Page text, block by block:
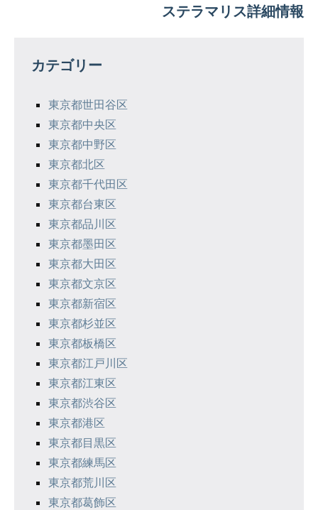
ー
ステラマリス詳細情報
カテゴリー
東京都世田谷区
東京都中央区
東京都中野区
東京都北区
東京都千代田区
東京都台東区
東京都品川区
東京都墨田区
東京都大田区
東京都文京区
東京都新宿区
東京都杉並区
東京都板橋区
東京都江戸川区
東京都江東区
東京都渋谷区
東京都港区
東京都目黒区
東京都練馬区
東京都荒川区
東京都葛飾区